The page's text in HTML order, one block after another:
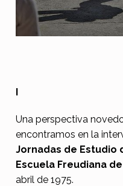
E
l
c
a
r
I
Una perspectiva
encontramos en la
Jornadas de Estudio
Escuela Freudiana
abril de 1975.